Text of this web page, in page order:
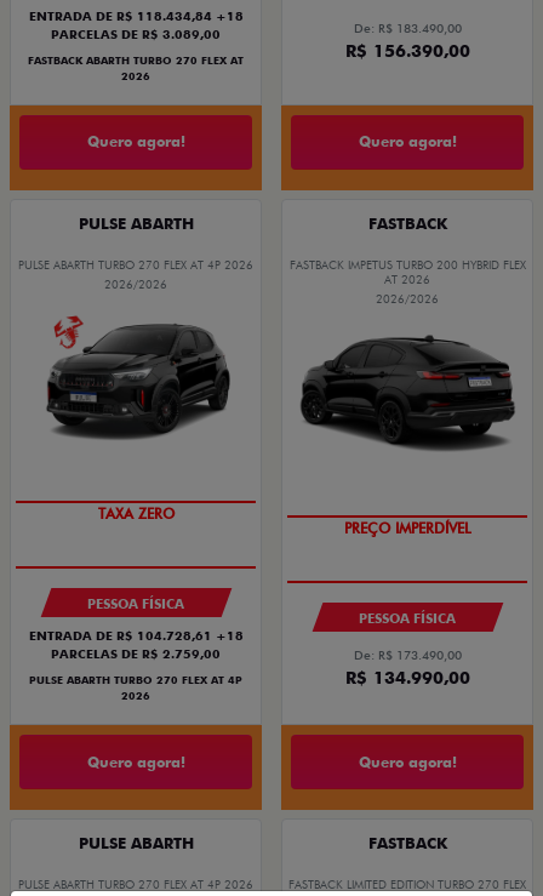
ENTRADA DE R$ 118.434,84 +18
PARCELAS DE R$ 3.089,00
FASTBACK ABARTH TURBO 270 FLEX AT
2026
Quero agora!
De: R$ 183.490,00
R$ 156.390,00
Quero agora!
PULSE ABARTH
PULSE ABARTH TURBO 270 FLEX AT 4P 2026
2026/2026
SAIA DE FIAT 0KM
PESSOA FÍSICA
ENTRADA DE R$ 104.728,61 +18
PARCELAS DE R$ 2.759,00
PULSE ABARTH TURBO 270 FLEX AT 4P
2026
Quero agora!
FASTBACK
FASTBACK IMPETUS TURBO 200 HYBRID FLEX
AT 2026
2026/2026
OPORTUNIDADE
PESSOA FÍSICA
De: R$ 173.490,00
R$ 134.990,00
Quero agora!
PULSE ABARTH
PULSE ABARTH TURBO 270 FLEX AT 4P 2026
FASTBACK
FASTBACK LIMITED EDITION TURBO 270 FLEX